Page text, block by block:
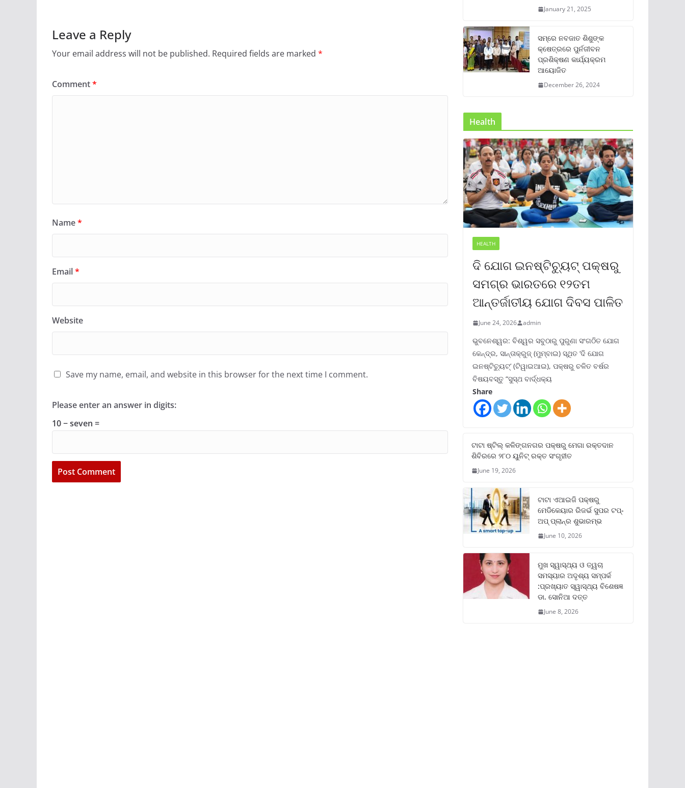
Leave a Reply
Your email address will not be published. Required fields are marked *
Comment*
Name*
Email*
Website
Save my name, email, and website in this browser for the next time I comment.
Please enter an answer in digits:
10 − seven =
January 21, 2025
ସମ୍‌ରେ ନବଜାତ ଶିଶୁଙ୍କ
କ୍ଷେତ୍ରରେ ପୁର୍ନଜୀବନ
ପ୍ରଶିକ୍ଷଣ କାର୍ଯ୍ୟକ୍ରମ
ଆୟୋଜିତ
December 26, 2024
Health
HEALTH
ଦି ଯୋଗ ଇନଷ୍ଟିଚ୍ୟୁଟ୍ ପକ୍ଷରୁ
ସମଗ୍ର ଭାରତରେ ୧୨ତମ
ଆନ୍ତର୍ଜାତୀୟ ଯୋଗ ଦିବସ ପାଳିତ
June 24, 2026 admin
ଭୁବନେଶ୍ୱର: ବିଶ୍ୱର ସବୁଠାରୁ ପୁରୁଣା ସଂଗଠିତ ଯୋଗ
କେନ୍ଦ୍ର, ସାନ୍ତାକ୍ରୁଜ୍ (ମୁମ୍ବାଇ) ସ୍ଥିତ ‘ଦି ଯୋଗ
ଇନଷ୍ଟିଚ୍ୟୁଟ୍‌’ (ଟିୱାଇଆଇ), ପକ୍ଷରୁ ଚଳିତ ବର୍ଷର
ବିଷୟବସ୍ତୁ “ସୁସ୍ଥ ବାର୍ଦ୍ଧକ୍ୟ
Share
ଟାଟା ଷ୍ଟିଲ୍‌ କଳିଙ୍ଗନଗର ପକ୍ଷରୁ ମେଗା ରକ୍ତଦାନ
ଶିବିରରେ ୨୮୦ ୟୁନିଟ୍‌ ରକ୍ତ ସଂଗୃହୀତ
June 19, 2026
ଟାଟା ଏଆଇଜି ପକ୍ଷରୁ
ମେଡିକେୟାର ରିଜର୍ଭ ସୁପର ଟପ୍‌-
ଅପ୍ ପ୍ଲାନ୍‌ର ଶୁଭାରମ୍ଭ
June 10, 2026
ମୁଖ ସ୍ୱାସ୍ଥ୍ୟ ଓ ତ୍ୱଚା
ସମସ୍ୟାର ଅଦୃଶ୍ୟ ସମ୍ପର୍କ
:ପ୍ରଖ୍ୟାତ ସ୍ୱାସ୍ଥ୍ୟ ବିଶେଷଜ୍ଞ
ଡା. ସୋନିଆ ଦତ୍ତ
June 8, 2026